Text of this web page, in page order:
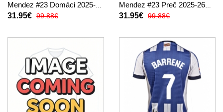
Mendez #23 Domáci 2025-26
Krátky Rukáv
31.95€ 99.88€
Mendez #23 Preč 2025-26
Krátky Rukáv
31.95€ 99.88€